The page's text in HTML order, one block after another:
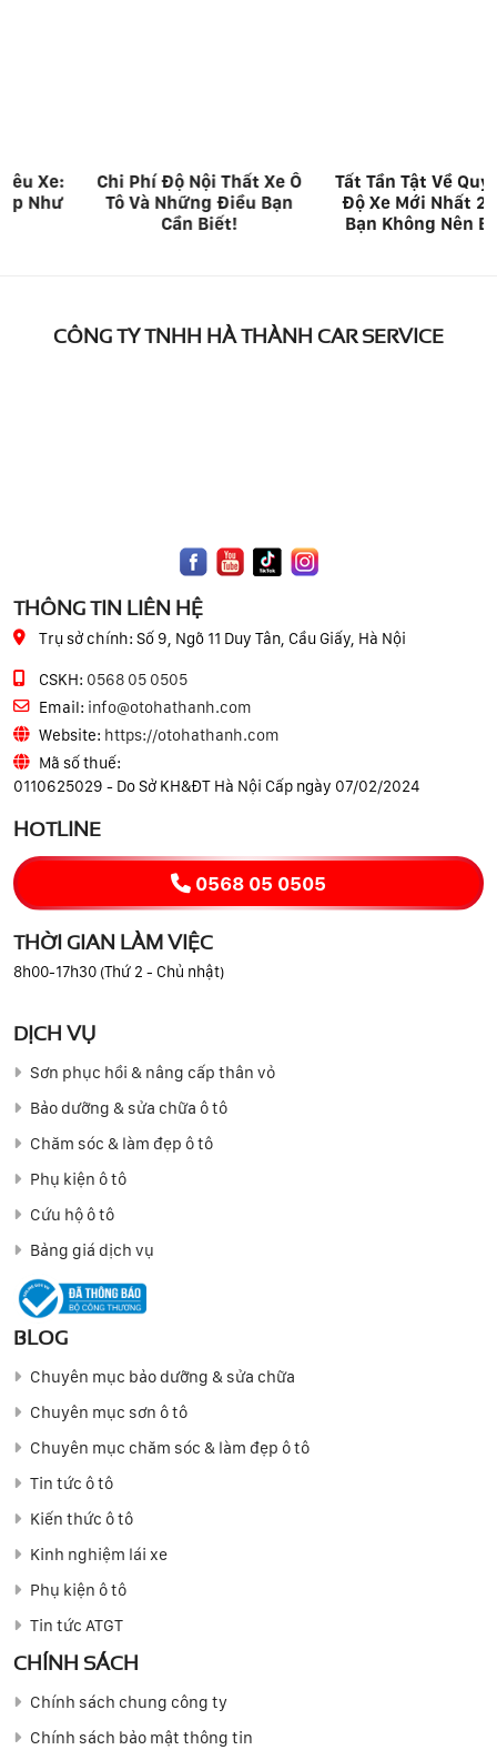
Chi Phí Độ Nội Thất Xe Ô
Tô Và Những Điều Bạn
Cần Biết!
Tất Tần Tật Về Quy Trình
Độ Xe Mới Nhất 2025 –
Bạn Không Nên Bỏ Lỡ!
CÔNG TY TNHH HÀ THÀNH CAR SERVICE
THÔNG TIN LIÊN HỆ
Trụ sở chính: Số 9, Ngõ 11 Duy Tân, Cầu Giấy, Hà Nội
CSKH: 0568 05 0505
Email: info@otohathanh.com
Website: https://otohathanh.com
Mã số thuế:
0110625029 - Do Sở KH&ĐT Hà Nội Cấp ngày 07/02/2024
HOTLINE
0568 05 0505
THỜI GIAN LÀM VIỆC
8h00-17h30 (Thứ 2 - Chủ nhật)
DỊCH VỤ
Sơn phục hồi & nâng cấp thân vỏ
Bảo dưỡng & sửa chữa ô tô
Chăm sóc & làm đẹp ô tô
Phụ kiện ô tô
Cứu hộ ô tô
Bảng giá dịch vụ
BLOG
Chuyên mục bảo dưỡng & sửa chữa
Chuyên mục sơn ô tô
Chuyên mục chăm sóc & làm đẹp ô tô
Tin tức ô tô
Kiến thức ô tô
Kinh nghiệm lái xe
Phụ kiện ô tô
Tin tức ATGT
CHÍNH SÁCH
Chính sách chung công ty
Chính sách bảo mật thông tin